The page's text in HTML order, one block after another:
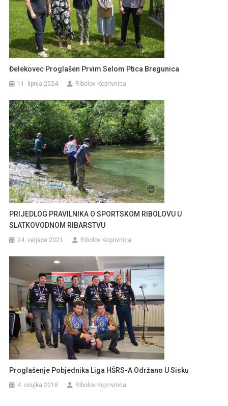
Đelekovec Proglašen Prvim Selom Ptica Bregunica
11. lipnja 2024. Ribolov Koprivnica
PRIJEDLOG PRAVILNIKA O SPORTSKOM RIBOLOVU U
SLATKOVODNOM RIBARSTVU
24. veljače 2021. Ribolov Koprivnica
Proglašenje Pobjednika Liga HŠRS-A Održano U Sisku
4. ožujka 2018. Ribolov Koprivnica